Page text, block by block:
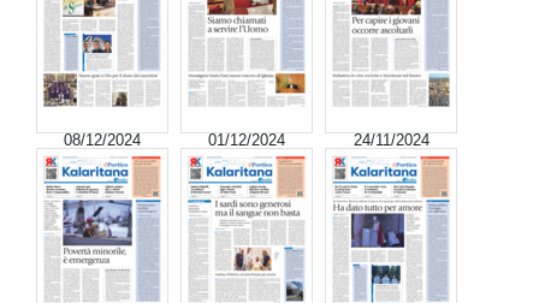
08/12/2024 01/12/2024 24/11/2024